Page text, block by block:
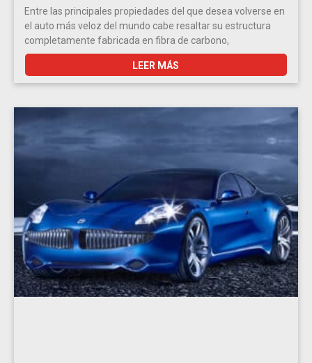
Entre las principales propiedades del que desea volverse en
el auto más veloz del mundo cabe resaltar su estructura
completamente fabricada en fibra de carbono,
LEER MÁS